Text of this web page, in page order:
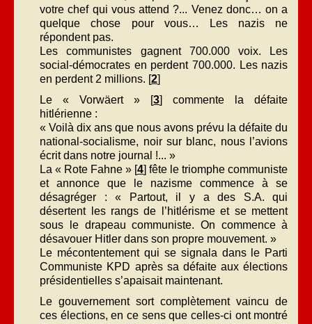
votre chef qui vous attend ?... Venez donc… on a
quelque chose pour vous… Les nazis ne
répondent pas.
Les communistes gagnent 700.000 voix. Les
social-démocrates en perdent 700.000. Les nazis
en perdent 2 millions. [2]
Le « Vorwäert » [3] commente la défaite
hitlérienne :
« Voilà dix ans que nous avons prévu la défaite du
national-socialisme, noir sur blanc, nous l’avions
écrit dans notre journal !... »
La « Rote Fahne » [4] fête le triomphe communiste
et annonce que le nazisme commence à se
désagréger : « Partout, il y a des S.A. qui
désertent les rangs de l’hitlérisme et se mettent
sous le drapeau communiste. On commence à
désavouer Hitler dans son propre mouvement. »
Le mécontentement qui se signala dans le Parti
Communiste KPD après sa défaite aux élections
présidentielles s’apaisait maintenant.
Le gouvernement sort complètement vaincu de
ces élections, en ce sens que celles-ci ont montré